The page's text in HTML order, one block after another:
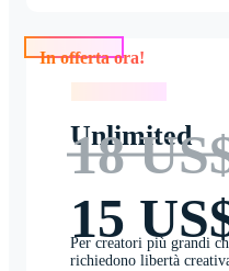
Unlimited
18
15
Per creatori più grandi
richiedono libertà